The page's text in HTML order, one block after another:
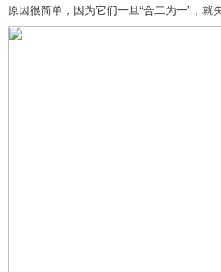
原因很简单，因为它们一旦“合二为一”，就